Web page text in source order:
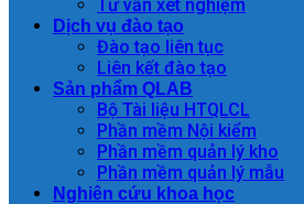
Tư vấn xét nghiệm
Dịch vụ đào tạo
Đào tạo liên tục
Liên kết đào tạo
Sản phẩm QLAB
Bộ Tài liệu HTQLCL
Phần mềm Nội kiểm
Phần mềm quản lý kho
Phần mềm quản lý mẫu
Nghiên cứu khoa học